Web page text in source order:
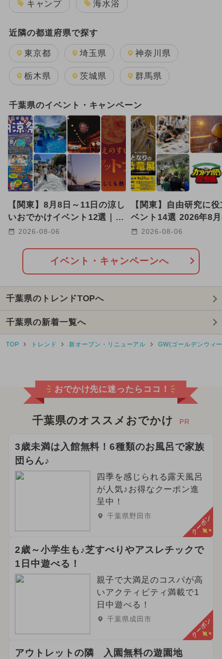
キャンプ 海水浴
近隣の都道府県で探す
東京都 埼玉県 神奈川県
栃木県 茨城県 群馬県
千葉県のイベント・キャンペーン
【関東】8月8日～11日の涼し
いおでかけイベント12選｜水
遊び・氷・花火・クルーズも
2026-08-06
【関東】自由研究に
ベント14選 2026年8
11日開催
2026-08-06
イベント・キャンペーンへ
千葉県のトレンドTOPへ
千葉県の新着一覧へ
TOP トレンド 新オープン・リニューアル GW(ゴールデンウィ
おでかけ先に迷ったらココ！
千葉県のオススメおでかけ PR
3歳未満は入館無料！6種類のお風呂で家族
団らん♪
四季を感じられる露天風呂
が人気♪お得なクーポン進
呈中！
千葉県野田市 クーポン
2歳～小学生も♪芝すべりやアスレチックで
1日中遊べる！
親子で大満足のコスパが高
いアクティビティ満載で1
日中遊べる！
千葉県成田市 クーポン
アウトレットの隣 入園無料の遊園地